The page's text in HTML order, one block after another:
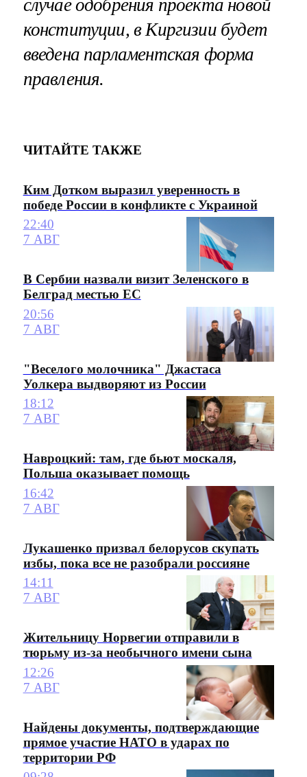
случае одобрения проекта новой
конституции, в Киргизии будет
введена парламентская форма
правления.
ЧИТАЙТЕ ТАКЖЕ
Ким Дотком выразил уверенность в
победе России в конфликте с Украиной
22:40
7 АВГ
В Сербии назвали визит Зеленского в
Белград местью ЕС
20:56
7 АВГ
"Веселого молочника" Джастаса
Уолкера выдворяют из России
18:12
7 АВГ
Навроцкий: там, где бьют москаля,
Польша оказывает помощь
16:42
7 АВГ
Лукашенко призвал белорусов скупать
избы, пока все не разобрали россияне
14:11
7 АВГ
Жительницу Норвегии отправили в
тюрьму из-за необычного имени сына
12:26
7 АВГ
Найдены документы, подтверждающие
прямое участие НАТО в ударах по
территории РФ